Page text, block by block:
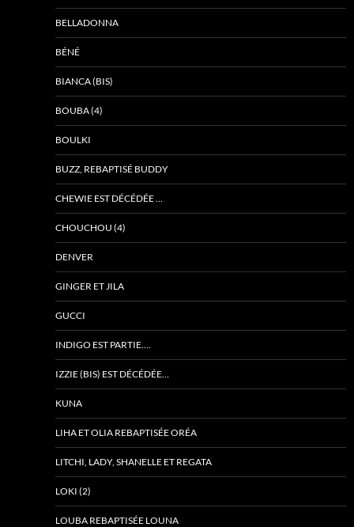
BELLADONNA
BÉNÉ
BIANCA (BIS)
BOUBA (4)
BOULKI
BUZZ, REBAPTISÉ BUDDY
CHEWIE EST DÉCÉDÉE …
CHOUCHOU (4)
DENVER
GINGER ET JILA
GUCCI
INDIGO EST PARTIE….
IZZIE (BIS) EST DÉCÉDÉE…
KUNA
LIHA ET OLIA REBAPTISÉE ORÉA
LITCHI, LADY, SHANELLE ET REGATA
LOKI (2)
LOUBA REBAPTISÉE LOUNA